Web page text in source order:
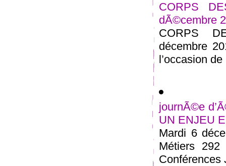
CORPS
dÃ©cembre
CORPS
décembre
l’occasion
journÃ©e
UN ENJEU
Mardi 6
Métiers
Conférences